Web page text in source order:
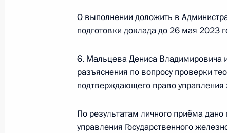
25 июля 2024 года по поручению
Московско-Окского бассейнового
водных ресурсов Вахтанг
Федерации по приёму граждан в
25 июля 2024 года, 16:32
О выполнении доложить в
подготовки доклада до 26 мая 2023
6. Мальцева Дениса Владимировича
разъяснения по вопросу проверки
подтверждающего право
По результатам личного приёма
управления Государственного